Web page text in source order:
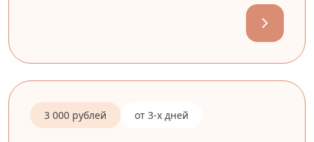
3 000 рублей от 3-х дней